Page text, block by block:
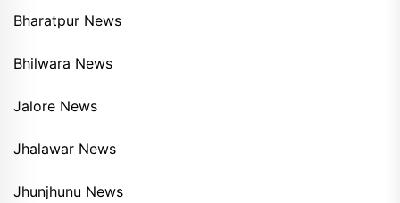
Bharatpur News
Bhilwara News
Jalore News
Jhalawar News
Jhunjhunu News